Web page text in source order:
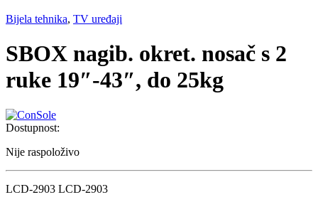
Bijela tehnika, TV uređaji
SBOX nagib. okret. nosač s 2
ruke 19″-43″, do 25kg
Dostupnost:
Nije raspoloživo
LCD-2903 LCD-2903